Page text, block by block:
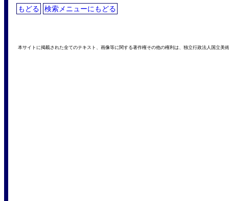
もどる 検索メニューにもどる
本サイトに掲載された全てのテキスト、画像等に関する著作権その他の権利は、独立行政法人国立